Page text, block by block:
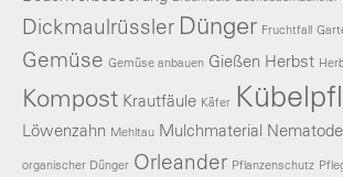
Dickmaulrüssler Dünger Fruchtfall
Gemüse Gemüse anbauen Gießen Herbst
Kompost Krautfäule Käfer
Löwenzahn Mehltau Mulchmaterial
organischer Dünger Orleander Pflanzenschutz